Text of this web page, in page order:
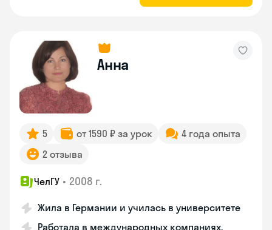
Анна
5 от 1590 ₽ за урок
4 года опыта
2 отзыва
ЧелГУ • 2008 г.
Жила в Германии и училась в университете
Работала в международных компаниях,